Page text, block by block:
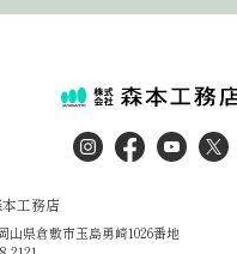
工務店
山県倉敷市玉島勇崎1026番地